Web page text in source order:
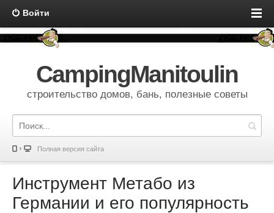
Войти
CampingManitoulin
строительство домов, бань, полезные советы
Полная версия сайта
Инструмент Метабо из
Германии и его популярность